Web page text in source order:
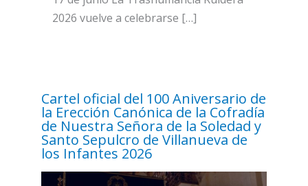
2026 vuelve a celebrarse […]
Cartel oficial del 100 Aniversario de
la Erección Canónica de la Cofradía
de Nuestra Señora de la Soledad y
Santo Sepulcro de Villanueva de
los Infantes 2026